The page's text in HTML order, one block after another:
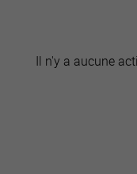
Il n'y a aucune